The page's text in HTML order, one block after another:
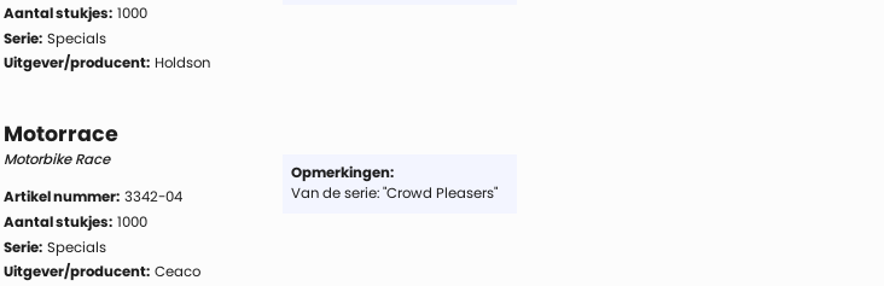
Aantal stukjes: 1000
Serie: Specials
Uitgever/producent: Holdson
Motorrace
Motorbike Race
Artikel nummer: 3342-04
Aantal stukjes: 1000
Serie: Specials
Uitgever/producent: Ceaco
Opmerkingen:
Van de serie: "Crowd Pleasers"